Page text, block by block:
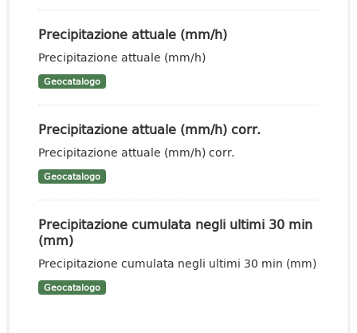
Precipitazione attuale (mm/h)
Precipitazione attuale (mm/h)
Geocatalogo
Precipitazione attuale (mm/h) corr.
Precipitazione attuale (mm/h) corr.
Geocatalogo
Precipitazione cumulata negli ultimi 30 min
(mm)
Precipitazione cumulata negli ultimi 30 min (mm)
Geocatalogo